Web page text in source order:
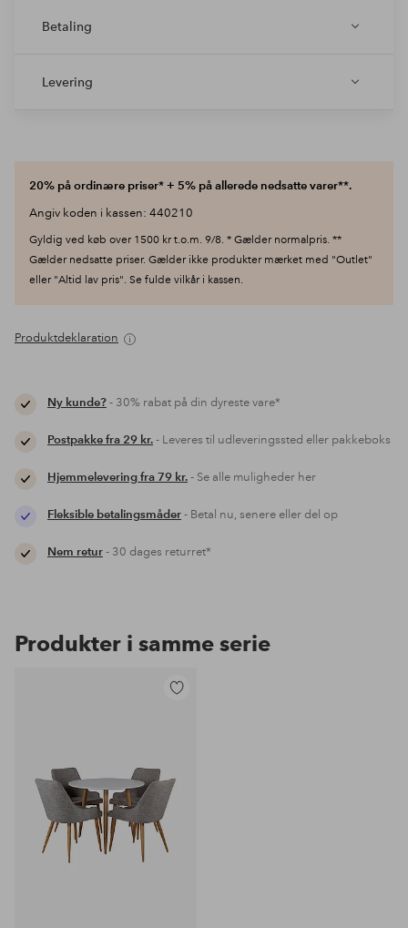
Betaling
Levering
20% på ordinære priser* + 5% på allerede nedsatte varer**.
Angiv koden i kassen: 440210
Gyldig ved køb over 1500 kr t.o.m. 9/8. * Gælder normalpris. **
Gælder nedsatte priser. Gælder ikke produkter mærket med "Outlet"
eller "Altid lav pris". Se fulde vilkår i kassen.
Produktdeklaration
Ny kunde?- 30% rabat på din dyreste vare*
Postpakke fra 29 kr.- Leveres til udleveringssted eller pakkeboks
Hjemmelevering fra 79 kr.- Se alle muligheder her
Fleksible betalingsmåder- Betal nu, senere eller del op
Nem retur- 30 dages returret*
Produkter i samme serie